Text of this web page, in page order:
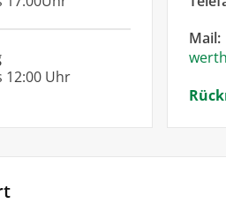
12:00 Uhr
Mail: